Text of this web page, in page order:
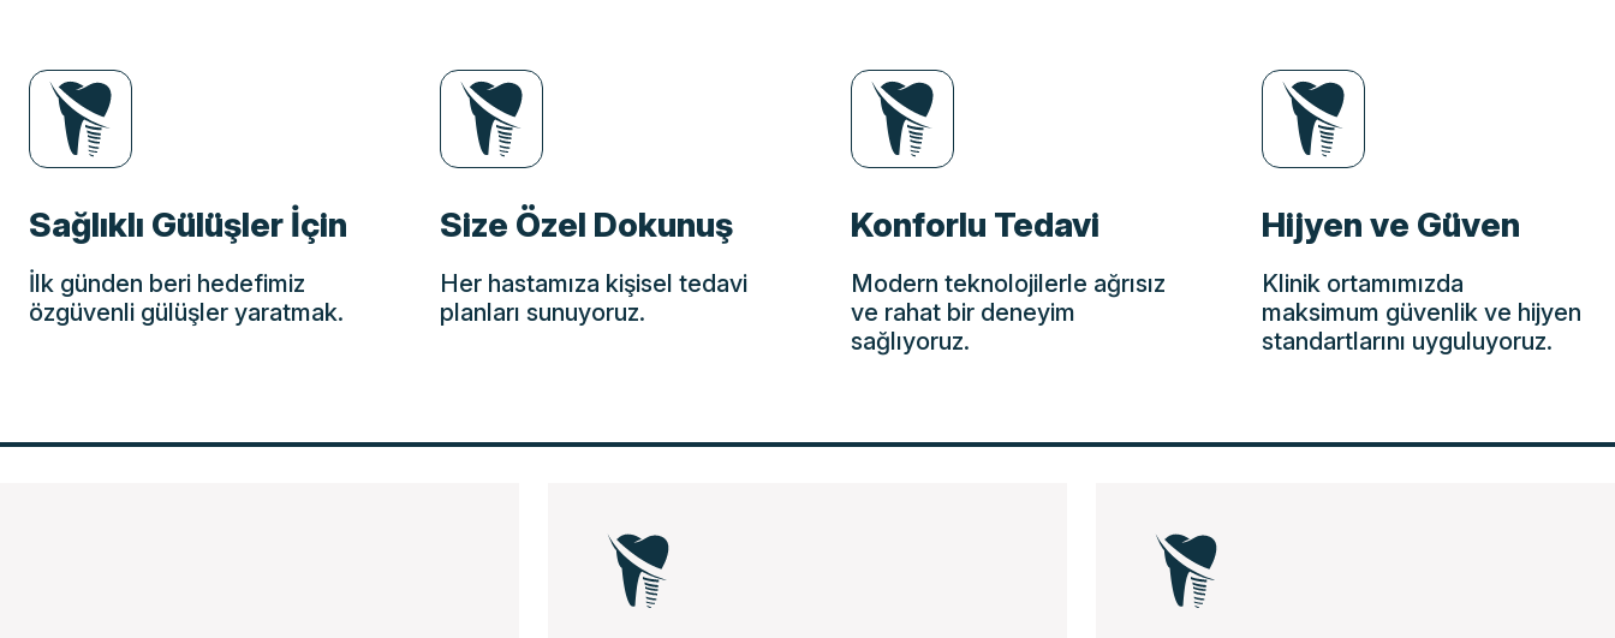
Sağlıklı Gülüşler İçin
İlk günden beri hedefimiz
özgüvenli gülüşler yaratmak.
Size Özel Dokunuş
Her hastamıza kişisel tedavi
planları sunuyoruz.
Konforlu Tedavi
Modern teknolojilerle ağrısız
ve rahat bir deneyim
sağlıyoruz.
Hijyen ve Güven
Klinik ortamımızda
maksimum güvenlik ve hijyen
standartlarını uyguluyoruz.